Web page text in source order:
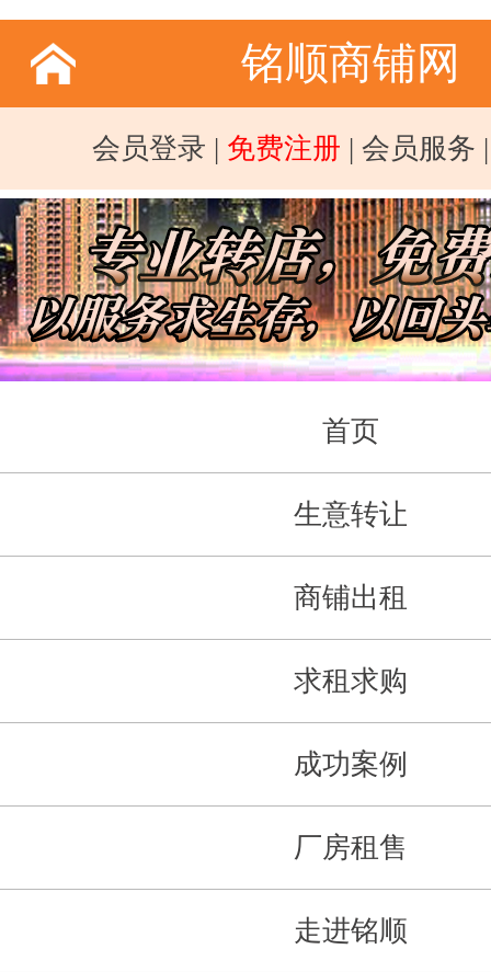
铭顺商铺网
会员登录 | 免费注册 | 会员服务
首页
生意转让
商铺出租
求租求购
成功案例
厂房租售
走进铭顺